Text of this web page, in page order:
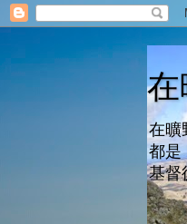
在曠
都是
基督